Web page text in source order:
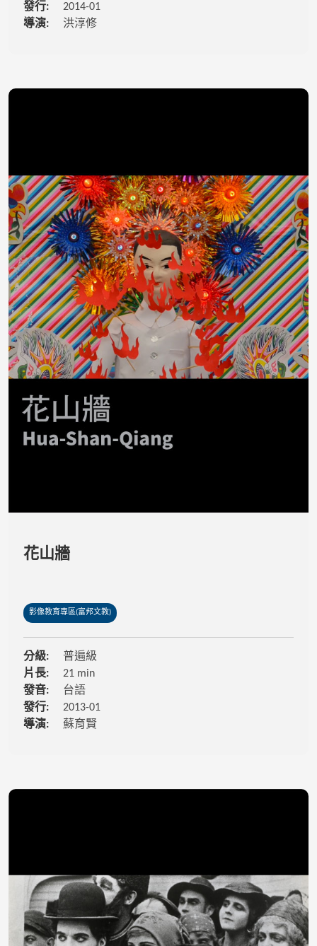
發行:
2014-01
導演:
洪淳修
花山牆
影像教育專區(富邦文教)
分級:
普遍級
片長:
21 min
發音:
台語
發行:
2013-01
導演:
蘇育賢